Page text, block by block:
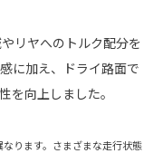
リヤへのトルク配分を
に加え、ドライ路面で
を向上しました。
ります。さまざまな走行状態